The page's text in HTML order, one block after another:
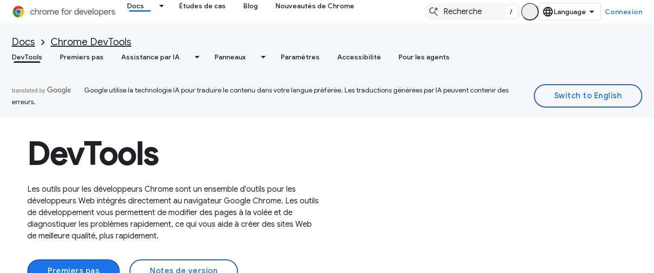
Docs Études de cas Blog Nouveautés de Chrome
/ Connexion
Docs Chrome DevTools
DevTools Premiers pas Assistance par IA Panneaux Paramètres Accessibilité Pour les agents
Google utilise la technologie IA pour traduire le contenu dans votre langue préférée. Les traductions générées par IA peuvent contenir des
erreurs.
DevTools
Les outils pour les développeurs Chrome sont un ensemble d'outils pour les
développeurs Web intégrés directement au navigateur Google Chrome. Les outils
de développement vous permettent de modifier des pages à la volée et de
diagnostiquer les problèmes rapidement, ce qui vous aide à créer des sites Web
de meilleure qualité, plus rapidement.
Premiers pas Notes de version